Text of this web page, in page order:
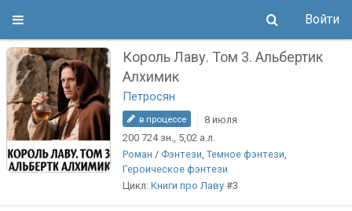
Войти
Король Лаву. Том 3. Альбертик
Алхимик
Петросян
в процессе
8 июля
200 724 зн., 5,02 а.л.
Роман /Фэнтези,Темное фэнтези,
Героическое фэнтези
Цикл:Книги про Лаву #3